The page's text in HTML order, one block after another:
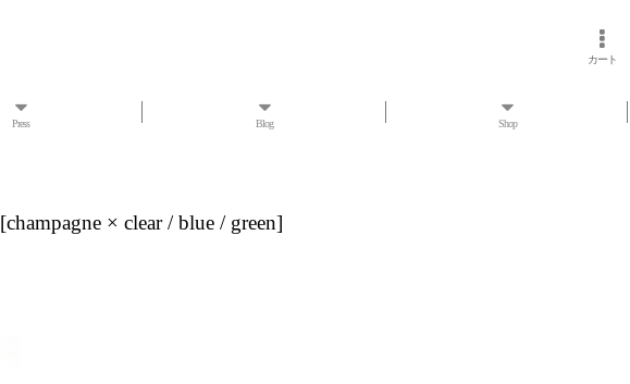
カート
Press Blog Shop
[champagne × clear / blue / green]